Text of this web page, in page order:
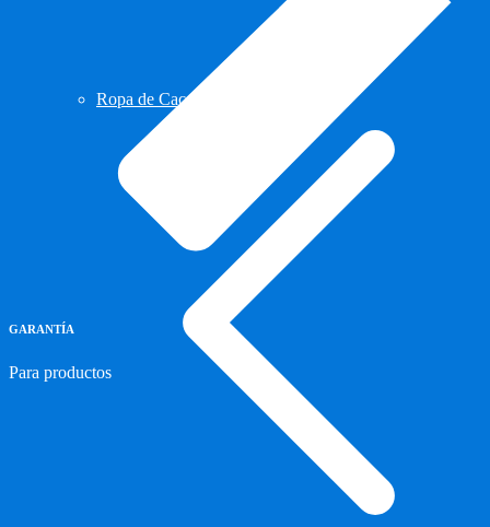
Ropa de Cacería y Militar
GARANTÍA
Para productos